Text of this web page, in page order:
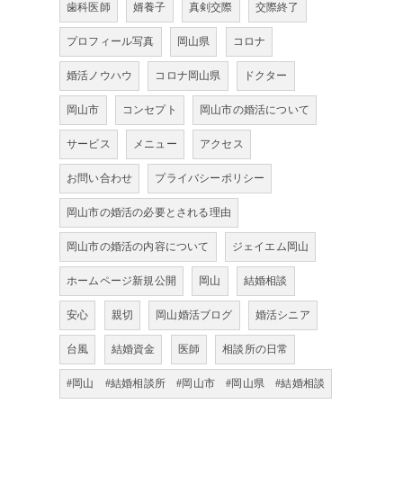
歯科医師 婿養子 真剣交際 交際終了
プロフィール写真 岡山県 コロナ
婚活ノウハウ コロナ岡山県 ドクター
岡山市 コンセプト 岡山市の婚活について
サービス メニュー アクセス
お問い合わせ プライバシーポリシー
岡山市の婚活の必要とされる理由
岡山市の婚活の内容について ジェイエム岡山
ホームページ新規公開 岡山 結婚相談
安心 親切 岡山婚活ブログ 婚活シニア
台風 結婚資金 医師 相談所の日常
#岡山 #結婚相談所 #岡山市 #岡山県 #結婚相談